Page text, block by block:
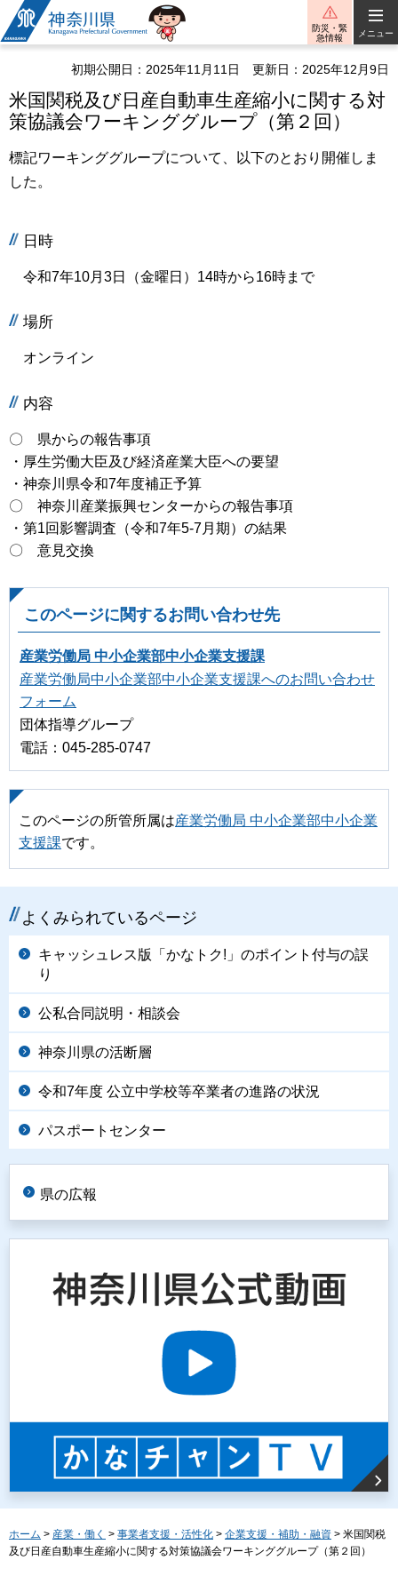
神奈川県
防災・緊
急情報
メニュー
初期公開日：2025年11月11日 更新日：2025年12月9日
米国関税及び日産自動車生産縮小に関する対
策協議会ワーキンググループ（第２回）
標記ワーキンググループについて、以下のとおり開催しま
した。
日時
令和7年10月3日（金曜日）14時から16時まで
場所
オンライン
内容
〇 県からの報告事項
・厚生労働大臣及び経済産業大臣への要望
・神奈川県令和7年度補正予算
〇 神奈川産業振興センターからの報告事項
・第1回影響調査（令和7年5-7月期）の結果
〇 意見交換
このページに関するお問い合わせ先
産業労働局 中小企業部中小企業支援課
産業労働局中小企業部中小企業支援課へのお問い合わせ
フォーム
団体指導グループ
電話：045-285-0747
このページの所管所属は産業労働局 中小企業部中小企業
支援課です。
よくみられているページ
キャッシュレス版「かなトク!」のポイント付与の誤
り
公私合同説明・相談会
神奈川県の活断層
令和7年度 公立中学校等卒業者の進路の状況
パスポートセンター
県の広報
ホーム > 産業・働く > 事業者支援・活性化 > 企業支援・補助・融資 > 米国関税
及び日産自動車生産縮小に関する対策協議会ワーキンググループ（第２回）